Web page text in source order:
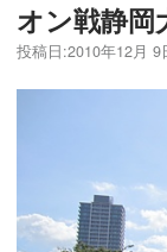
オン戦静岡
投稿日:2010年12月 9